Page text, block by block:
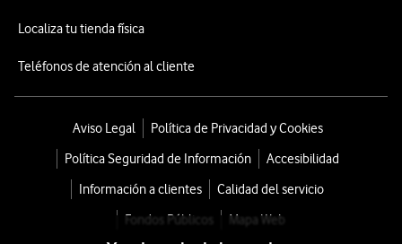
Localiza tu tienda física
Teléfonos de atención al cliente
Aviso Legal
Política de Privacidad y Cookies
Política Seguridad de Información
Accesibilidad
Información a clientes
Calidad del servicio
Fondos Públicos
Mapa Web